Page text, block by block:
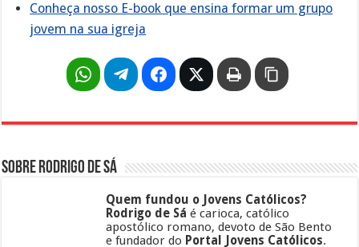
Conheça nosso E-book que ensina formar um grupo
jovem na sua igreja
Sobre Rodrigo de Sá
Quem fundou o Jovens Católicos?
Rodrigo de Sá é carioca, católico
apostólico romano, devoto de São Bento
e fundador do Portal Jovens Católicos.